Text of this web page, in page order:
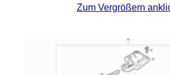
Zum Vergrößern